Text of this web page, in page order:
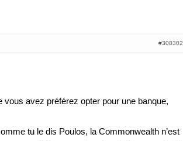
#308302
vous avez préférez opter pour une banque,
tu le dis Poulos, la Commonwealth n’est